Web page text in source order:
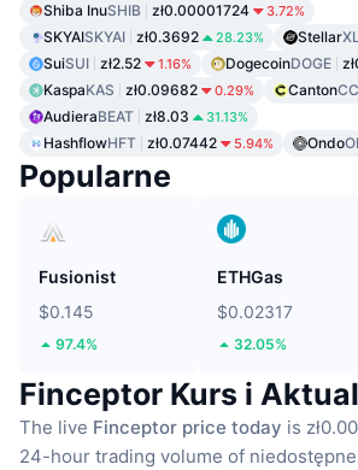
Shiba InuSHIB zł0.00001724 3.72%
SKYAISKYAI zł0.3692 28.23% Stellar
SuiSUI zł2.52 1.16% DogecoinDOGE
KaspaKAS zł0.09682 0.29% CantonCC
AudieraBEAT zł8.03 31.13%
HashflowHFT zł0.07442 5.94% Ondo
Popularne
Fusionist
$0.145
97.4%
ETHGas
$0.02317
32.05%
Finceptor Kurs i
The live Finceptor price today is
24-hour trading volume of